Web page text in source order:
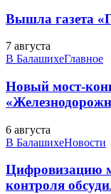
Вышла газета
7 августа
В БалашихеГлавное
Новый мост-
6 августа
В БалашихеНовости
Цифровизацию
контроля